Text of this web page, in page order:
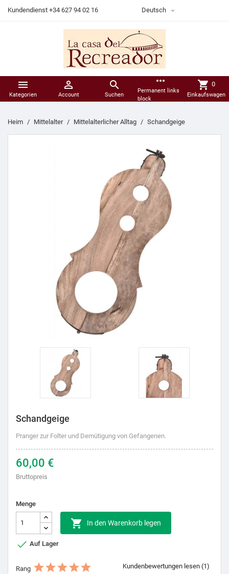
Kundendienst +34 627 94 02 16 Deutsch 

Kategorien

Account

Suchen
more_horiz
Permanent links
block
shopping_cart 0
Einkaufswagen
Heim Mittelalter Mittelalterlicher Alltag Schandgeige
Schandgeige
Pranger zur Folter und Demütigung von Gefangenen.
60,00 €
Bruttopreis
Menge
 In den Warenkorb legen
 Auf Lager
Rang Kundenbewertungen lesen (1)